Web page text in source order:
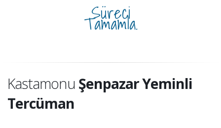
Süreci
Tamamla.
Kastamonu Şenpazar Yeminli
Tercüman